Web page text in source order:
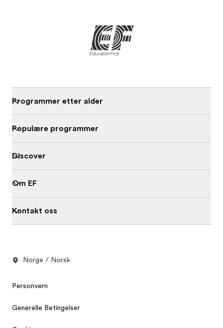
Programmer etter alder
Populære programmer
Discover
Om EF
Kontakt oss
Norge / Norsk
Personvern
Generelle Betingelser